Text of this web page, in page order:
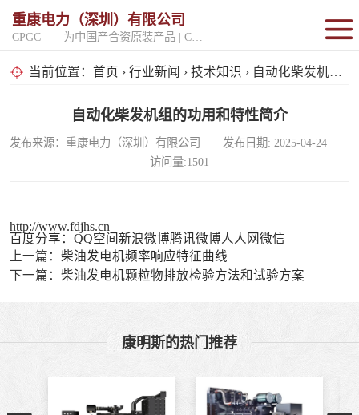
重康电力（深圳）有限公司
当前位置： 首页 › 行业新闻 › 技术知识 › 自动化柴发机组的功用和特性简介
自动化柴发机组的功用和特性简介
发布来源：重康电力（深圳）有限公司 发布日期: 2025-04-24
访问量:1501
http://www.fdjhs.cn
百度分享： QQ空间 新浪微博腾讯微博人人网微信
上一篇： 柴油发电机频率响应特征曲线
下一篇： 柴油发电机颗粒物排放检验方法和试验方案
康明斯的热门推荐
固定开架式
移动电站